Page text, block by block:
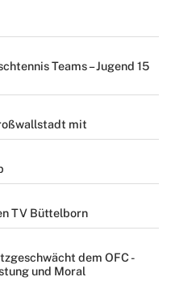
Teams – Jugend 15
mit
TV Büttelborn
dem OFC -
und Moral